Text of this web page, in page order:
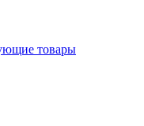
товары